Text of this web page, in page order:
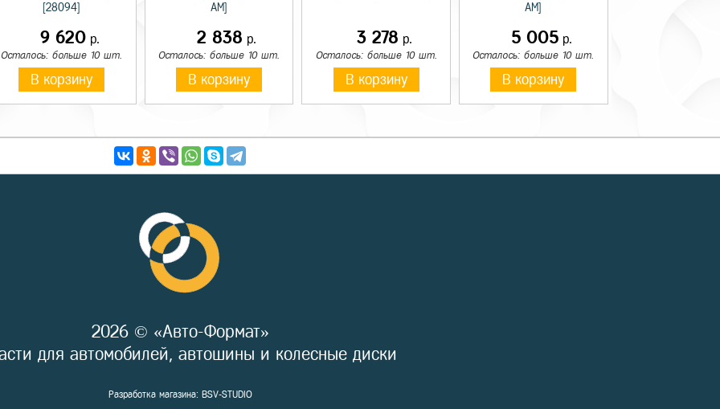
[28094]
9 620р.
Осталось: больше 10 шт.
В корзину
AM]
2 838 р.
Осталось: больше 10 шт.
В корзину
3 278 р.
Осталось: больше 10 шт.
В корзину
AM]
5 005р.
Осталось: больше 10 шт.
В корзину
2026 © «Авто-Формат»
для автомобилей, автошины и колесные диски
Разработка магазина: BSV-STUDIO